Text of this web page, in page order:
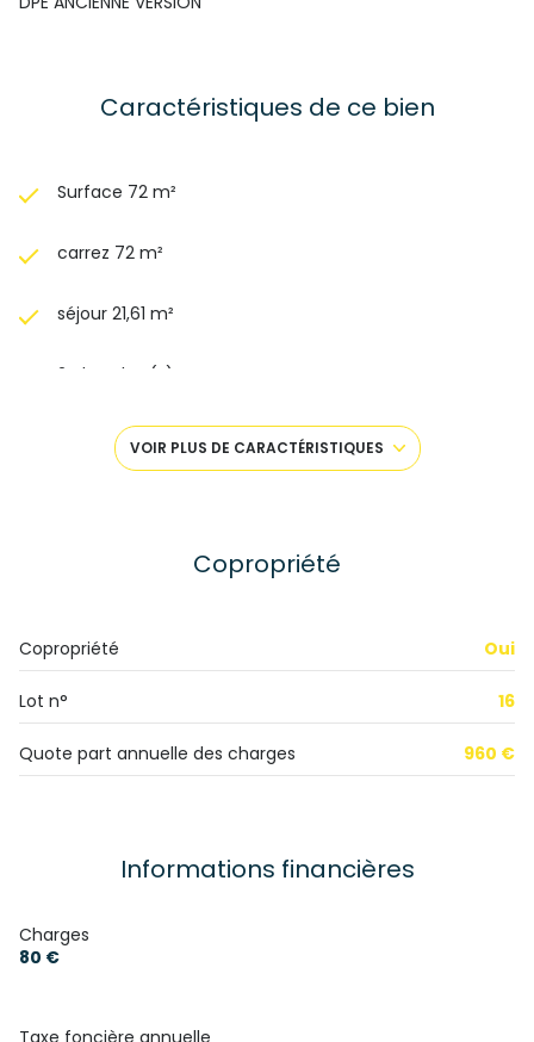
Caractéristiques de ce bien
Surface 72 m²
carrez 72 m²
séjour 21,61 m²
2 chambre(s)
1 salle(s) de bain
cuisine séparée (équipée)
exposition Est-Ouest
ascenseur
VOIR PLUS DE CARACTÉRISTIQUES
Copropriété
Copropriété Oui
Lot n° 16
Quote part annuelle des charges 960 €
Informations financières
Charges
80 €
Taxe foncière annuelle